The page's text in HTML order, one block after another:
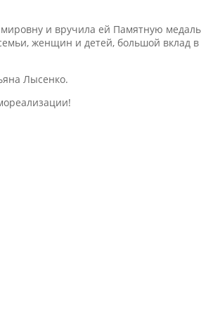
и вручила ей Памятную
женщин и детей, большой вклад в
Лысенко.